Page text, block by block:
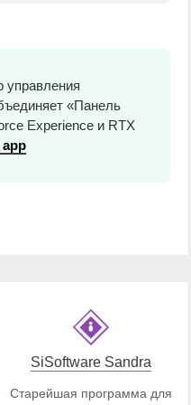
управления
«Панель
Experience и RTX
SiSoftware Sandra
Старейшая программа для